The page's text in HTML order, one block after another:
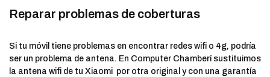
Reparar problemas de coberturas
Si tu móvil tiene problemas en encontrar redes wifi o 4g, podría
ser un problema de antena. En Computer Chamberí sustituimos
la antena wifi de tu Xiaomi por otra original y con una garantía